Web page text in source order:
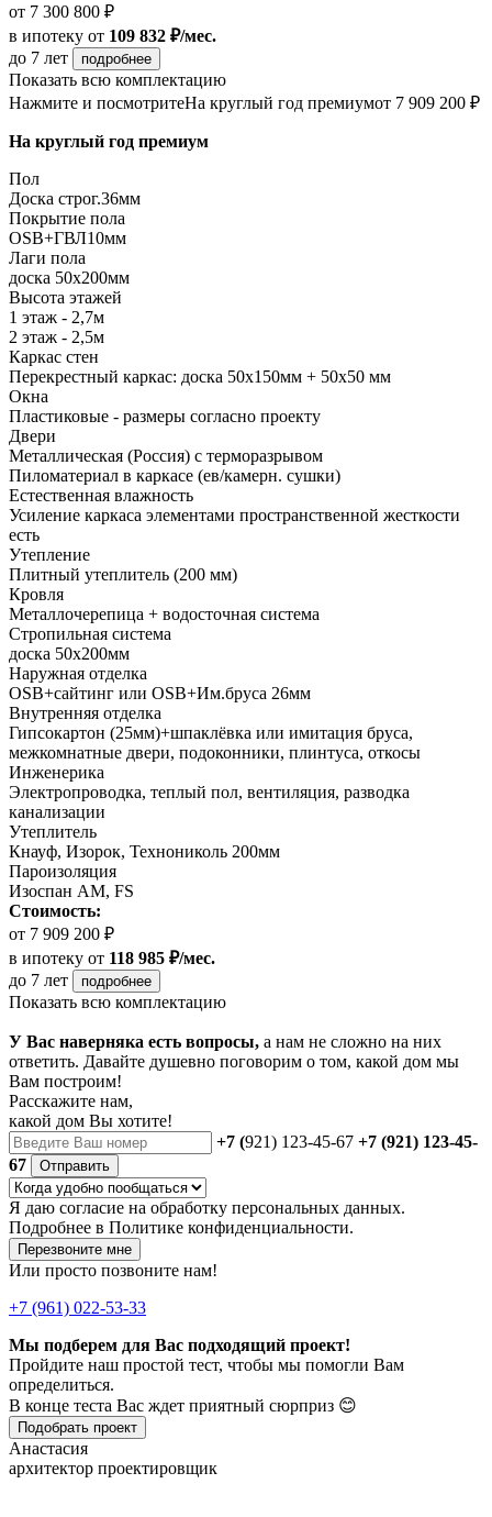
от 7 300 800 ₽
в ипотеку от 109 832 ₽/мес.
до 7 лет
подробнее
Показать всю комплектацию
Нажмите и посмотритеНа круглый год премиумот 7 909 200 ₽
На круглый год премиум
Пол
Доска строг.36мм
Покрытие пола
ОSB+ГВЛ10мм
Лаги пола
доска 50х200мм
Высота этажей
1 этаж - 2,7м
2 этаж - 2,5м
Каркас стен
Перекрестный каркас: доска 50х150мм + 50х50 мм
Окна
Пластиковые - размеры согласно проекту
Двери
Металлическая (Россия) с терморазрывом
Пиломатериал в каркасе (ев/камерн. сушки)
Естественная влажность
Усиление каркаса элементами пространственной жесткости
есть
Утепление
Плитный утеплитель (200 мм)
Кровля
Металлочерепица + водосточная система
Стропильная система
доска 50х200мм
Наружная отделка
OSB+сайтинг или OSB+Им.бруса 26мм
Внутренняя отделка
Гипсокартон (25мм)+шпаклёвка или имитация бруса,
межкомнатные двери, подоконники, плинтуса, откосы
Инженерика
Электропроводка, теплый пол, вентиляция, разводка
канализации
Утеплитель
Кнауф, Изорок, Технониколь 200мм
Пароизоляция
Изоспан AM, FS
Стоимость:
от 7 909 200 ₽
в ипотеку от 118 985 ₽/мес.
до 7 лет
подробнее
Показать всю комплектацию
У Вас наверняка есть вопросы, а нам не сложно на них
ответить. Давайте душевно поговорим о том, какой дом мы
Вам построим!
Расскажите нам,
какой дом Вы хотите!
+7 (921) 123-45-67 +7 (921) 123-45-
67
Отправить
Я даю согласие на обработку персональных данных.
Подробнее в Политике конфиденциальности.
Перезвоните мне
Или просто позвоните нам!
+7 (961) 022-53-33
Мы подберем для Вас подходящий проект!
Пройдите наш простой тест, чтобы мы помогли Вам
определиться.
В конце теста Вас ждет приятный сюрприз 😊
Подобрать проект
Анастасия
архитектор проектировщик